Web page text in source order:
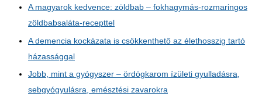
A magyarok kedvence: zöldbab – fokhagymás-rozmaringos
zöldbabsaláta-recepttel
A demencia kockázata is csökkenthető az élethosszig tartó
házassággal
Jobb, mint a gyógyszer – ördögkarom ízületi gyulladásra,
sebgyógyulásra, emésztési zavarokra